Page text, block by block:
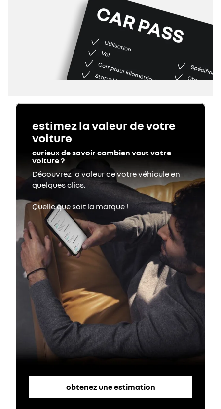
estimez la valeur de votre
voiture
curieux de savoir combien vaut votre
voiture ?
Découvrez la valeur de votre véhicule en
obtenez une estimation